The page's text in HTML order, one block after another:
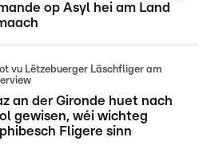
op Asyl hei am Land
vu Lëtzebuerger Läschfliger am
an der Gironde huet nach
gewisen, wéi wichteg
Fligere sinn